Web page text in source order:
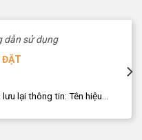
dẫn sử dụng
ĐẶT
lại thông tin: Tên hiệu...